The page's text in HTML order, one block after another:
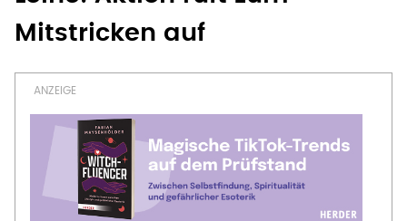
Mitstricken auf